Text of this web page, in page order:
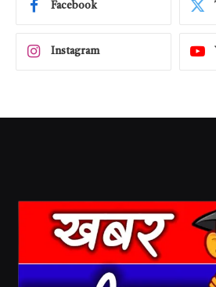
Facebook
Instagram